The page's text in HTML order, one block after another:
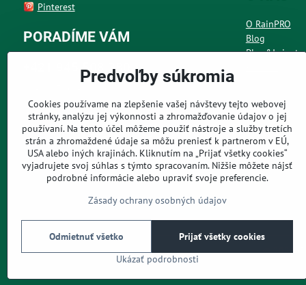
Pinterest
PORADÍME VÁM
+421 945 508 380
info@rainpro.sk
napísať nám môžete kedykoľvek
O RainPRO
Blog
Plug&Irrigate
©2026
Predvoľby súkromia
Cookies používame na zlepšenie vašej návštevy tejto webovej
stránky, analýzu jej výkonnosti a zhromažďovanie údajov o jej
používaní. Na tento účel môžeme použiť nástroje a služby tretích
strán a zhromaždené údaje sa môžu preniesť k partnerom v EÚ,
USA alebo iných krajinách. Kliknutím na „Prijať všetky cookies“
vyjadrujete svoj súhlas s týmto spracovaním. Nižšie môžete nájsť
podrobné informácie alebo upraviť svoje preferencie.
Zásady ochrany osobných údajov
Ukázať podrobnosti
Prijať všetky cookies
Odmietnuť všetko